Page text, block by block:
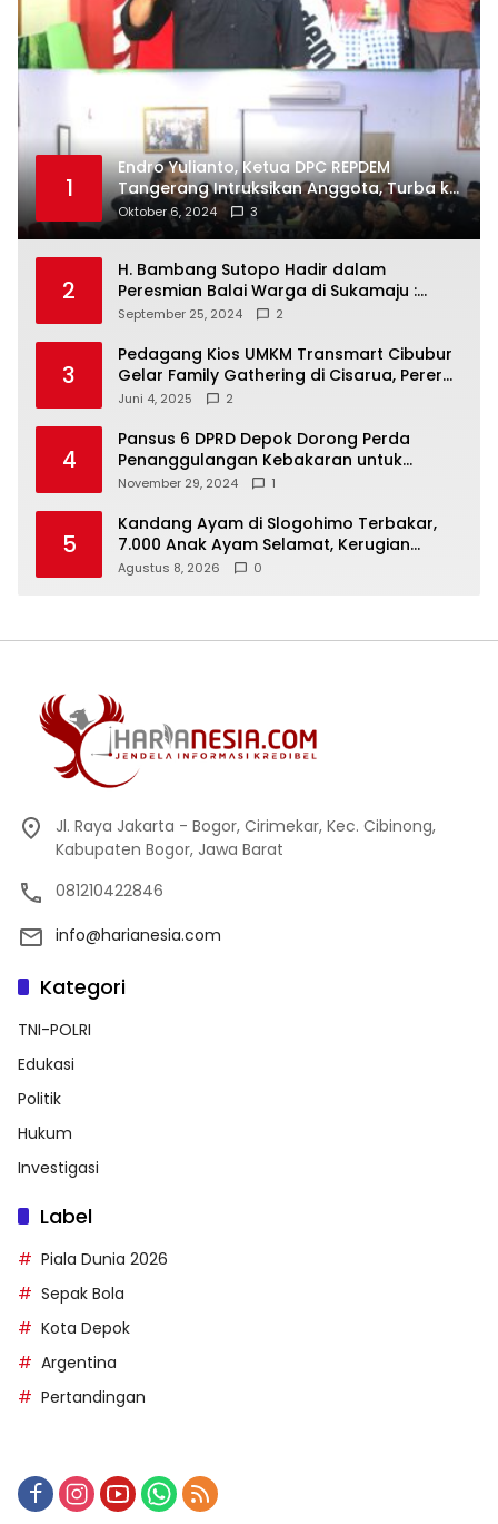
1
Endro Yulianto, Ketua DPC REPDEM
Tangerang Intruksikan Anggota, Turba ke
Masyarakat Dan Jalani Apa Yang di
Putuskan RAKERCABSUS
Oktober 6, 2024 3
2
H. Bambang Sutopo Hadir dalam
Peresmian Balai Warga di Sukamaju :
Wadah Baru untuk Kolaborasi dan
September 25, 2024 2
3
Pedagang Kios UMKM Transmart Cibubur
Gelar Family Gathering di Cisarua, Pererat
Silaturahmi dan Kekompakan
Juni 4, 2025 2
4
Pansus 6 DPRD Depok Dorong Perda
Penanggulangan Kebakaran untuk
Keselamatan Warga
November 29, 2024 1
5
Kandang Ayam di Slogohimo Terbakar,
7.000 Anak Ayam Selamat, Kerugian
Ditaksir Rp700 Juta
Agustus 8, 2026 0
Jl. Raya Jakarta - Bogor, Cirimekar, Kec. Cibinong,
Kabupaten Bogor, Jawa Barat
081210422846
info@harianesia.com
Kategori
TNI-POLRI
Edukasi
Politik
Hukum
Investigasi
Label
Piala Dunia 2026
Sepak Bola
Kota Depok
Argentina
Pertandingan